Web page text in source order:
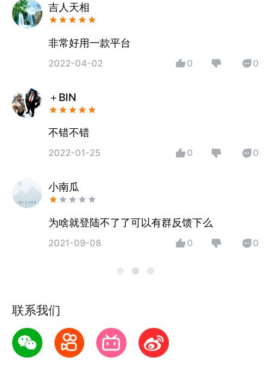
吉人天相
非常好用一款平台
2022-04-02 0 0
＋BIN
不错不错
2022-01-25 0 0
小南瓜
为啥就登陆不了了可以有群反馈下么
2021-09-08 0 0
联系我们